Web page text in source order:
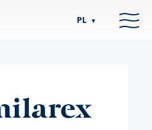
PL ▼